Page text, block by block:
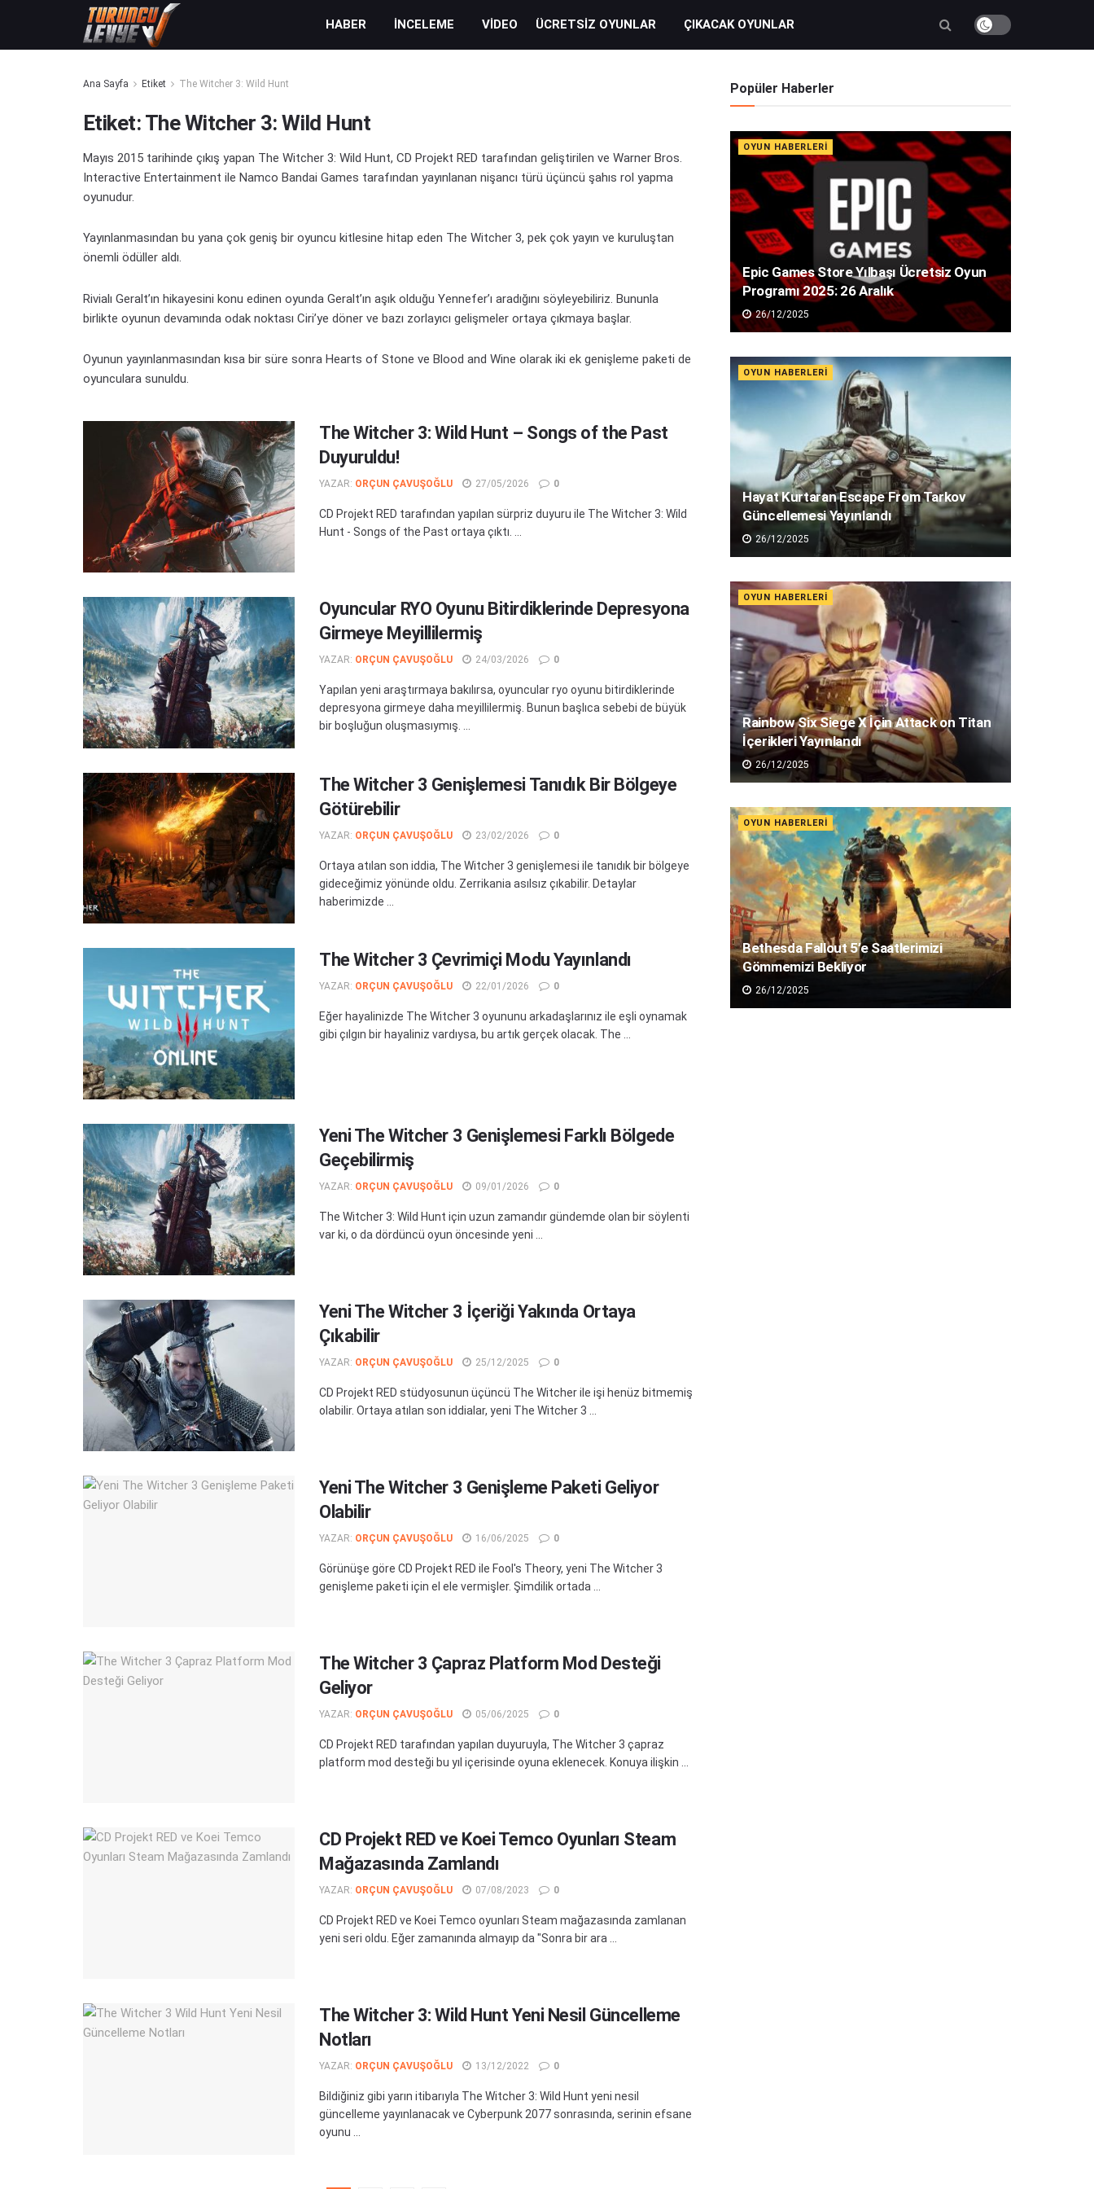
HABER İNCELEME VIDEO ÜCRETSIZ OYUNLAR ÇIKACAK OYUNLAR
Ana Sayfa Etiket The Witcher 3: Wild Hunt
Etiket: The Witcher 3: Wild Hunt
Mayıs 2015 tarihinde çıkış yapan The Witcher 3: Wild Hunt, CD Projekt RED tarafından geliştirilen ve Warner Bros.
Interactive Entertainment ile Namco Bandai Games tarafından yayınlanan nişancı türü üçüncü şahıs rol yapma
oyunudur.
Yayınlanmasından bu yana çok geniş bir oyuncu kitlesine hitap eden The Witcher 3, pek çok yayın ve kuruluştan
önemli ödüller aldı.
Rivialı Geralt’ın hikayesini konu edinen oyunda Geralt’ın aşık olduğu Yennefer’ı aradığını söyleyebiliriz. Bununla
birlikte oyunun devamında odak noktası Ciri’ye döner ve bazı zorlayıcı gelişmeler ortaya çıkmaya başlar.
Oyunun yayınlanmasından kısa bir süre sonra Hearts of Stone ve Blood and Wine olarak iki ek genişleme paketi de
oyunculara sunuldu.
The Witcher 3: Wild Hunt – Songs of the Past
Duyuruldu!
YAZAR: ORÇUN ÇAVUŞOĞLU 27/05/2026 0
CD Projekt RED tarafından yapılan sürpriz duyuru ile The Witcher 3: Wild
Hunt - Songs of the Past ortaya çıktı. ...
Oyuncular RYO Oyunu Bitirdiklerinde Depresyona
Girmeye Meyillilermiş
YAZAR: ORÇUN ÇAVUŞOĞLU 24/03/2026 0
Yapılan yeni araştırmaya bakılırsa, oyuncular ryo oyunu bitirdiklerinde
depresyona girmeye daha meyillilermiş. Bunun başlıca sebebi de büyük
bir boşluğun oluşmasıymış. ...
The Witcher 3 Genişlemesi Tanıdık Bir Bölgeye
Götürebilir
YAZAR: ORÇUN ÇAVUŞOĞLU 23/02/2026 0
Ortaya atılan son iddia, The Witcher 3 genişlemesi ile tanıdık bir bölgeye
gideceğimiz yönünde oldu. Zerrikania asılsız çıkabilir. Detaylar
haberimizde ...
The Witcher 3 Çevrimiçi Modu Yayınlandı
YAZAR: ORÇUN ÇAVUŞOĞLU 22/01/2026 0
Eğer hayalinizde The Witcher 3 oyununu arkadaşlarınız ile eşli oynamak
gibi çılgın bir hayaliniz vardıysa, bu artık gerçek olacak. The ...
Yeni The Witcher 3 Genişlemesi Farklı Bölgede
Geçebilirmiş
YAZAR: ORÇUN ÇAVUŞOĞLU 09/01/2026 0
The Witcher 3: Wild Hunt için uzun zamandır gündemde olan bir söylenti
var ki, o da dördüncü oyun öncesinde yeni ...
Yeni The Witcher 3 İçeriği Yakında Ortaya
Çıkabilir
YAZAR: ORÇUN ÇAVUŞOĞLU 25/12/2025 0
CD Projekt RED stüdyosunun üçüncü The Witcher ile işi henüz bitmemiş
olabilir. Ortaya atılan son iddialar, yeni The Witcher 3 ...
Yeni The Witcher 3 Genişleme Paketi Geliyor
Olabilir
YAZAR: ORÇUN ÇAVUŞOĞLU 16/06/2025 0
Görünüşe göre CD Projekt RED ile Fool's Theory, yeni The Witcher 3
genişleme paketi için el ele vermişler. Şimdilik ortada ...
The Witcher 3 Çapraz Platform Mod Desteği
Geliyor
YAZAR: ORÇUN ÇAVUŞOĞLU 05/06/2025 0
CD Projekt RED tarafından yapılan duyuruyla, The Witcher 3 çapraz
platform mod desteği bu yıl içerisinde oyuna eklenecek. Konuya ilişkin ...
CD Projekt RED ve Koei Temco Oyunları Steam
Mağazasında Zamlandı
YAZAR: ORÇUN ÇAVUŞOĞLU 07/08/2023 0
CD Projekt RED ve Koei Temco oyunları Steam mağazasında zamlanan
yeni seri oldu. Eğer zamanında almayıp da "Sonra bir ara ...
The Witcher 3: Wild Hunt Yeni Nesil Güncelleme
Notları
YAZAR: ORÇUN ÇAVUŞOĞLU 13/12/2022 0
Bildiğiniz gibi yarın itibarıyla The Witcher 3: Wild Hunt yeni nesil
güncelleme yayınlanacak ve Cyberpunk 2077 sonrasında, serinin efsane
oyunu ...
Popüler Haberler
OYUN HABERLERI
Epic Games Store Yılbaşı Ücretsiz Oyun
Programı 2025: 26 Aralık
26/12/2025
OYUN HABERLERI
Hayat Kurtaran Escape From Tarkov
Güncellemesi Yayınlandı
26/12/2025
OYUN HABERLERI
Rainbow Six Siege X İçin Attack on Titan
İçerikleri Yayınlandı
26/12/2025
OYUN HABERLERI
Bethesda Fallout 5’e Saatlerimizi
Gömmemizi Bekliyor
26/12/2025